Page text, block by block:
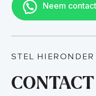
Neem
STEL
CONTACT